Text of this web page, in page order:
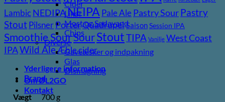
Cider
Likør
Most og Sodavand
Chips
Diverse
Gaveæsker og indpakning
Glas
Ølsmagning
Om ØL2GO
Kontakt
Lambic NEDIPANEIPA Pale Ale Pastry Sour Pastry
Stout Pilsner PorterQuadrupelSaisonSession IPA
Smoothie SourSourStoutTIPA Vanilje West Coast
IPAWild AleÆble cider
Yderligere information
Brand
Vægt
700 g